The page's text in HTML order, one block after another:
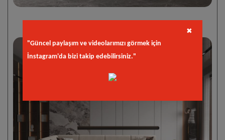
"Güncel paylaşım ve videolarımızı görmek için
İnstagram'da bizi takip edebilirsiniz."
✖